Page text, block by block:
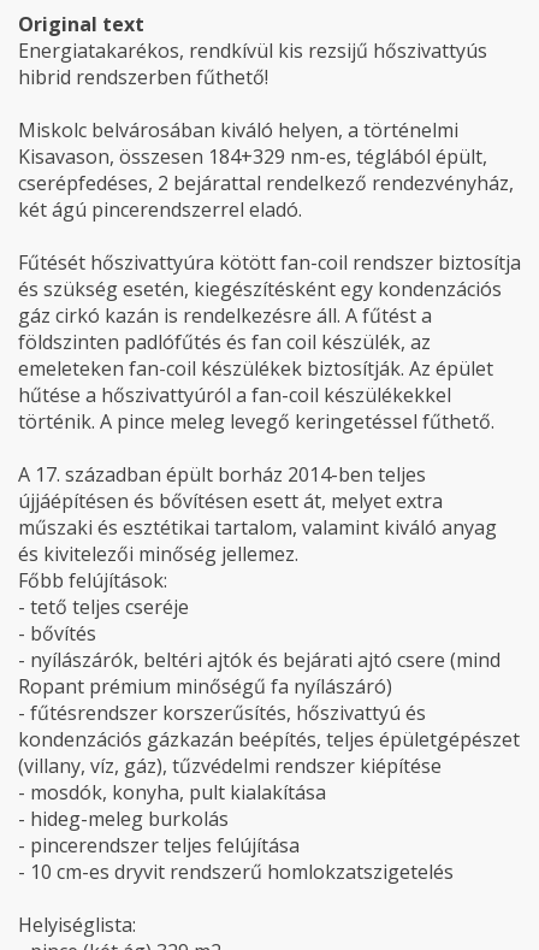
Original text
Energiatakarékos, rendkívül kis rezsijű hőszivattyús
hibrid rendszerben fűthető!
Miskolc belvárosában kiváló helyen, a történelmi
Kisavason, összesen 184+329 nm-es, téglából épült,
cserépfedéses, 2 bejárattal rendelkező rendezvényház,
két ágú pincerendszerrel eladó.
Fűtését hőszivattyúra kötött fan-coil rendszer biztosítja
és szükség esetén, kiegészítésként egy kondenzációs
gáz cirkó kazán is rendelkezésre áll. A fűtést a
földszinten padlófűtés és fan coil készülék, az
emeleteken fan-coil készülékek biztosítják. Az épület
hűtése a hőszivattyúról a fan-coil készülékekkel
történik. A pince meleg levegő keringetéssel fűthető.
A 17. században épült borház 2014-ben teljes
újjáépítésen és bővítésen esett át, melyet extra
műszaki és esztétikai tartalom, valamint kiváló anyag
és kivitelezői minőség jellemez.
Főbb felújítások:
- tető teljes cseréje
- bővítés
- nyílászárók, beltéri ajtók és bejárati ajtó csere (mind
Ropant prémium minőségű fa nyílászáró)
- fűtésrendszer korszerűsítés, hőszivattyú és
kondenzációs gázkazán beépítés, teljes épületgépészet
(villany, víz, gáz), tűzvédelmi rendszer kiépítése
- mosdók, konyha, pult kialakítása
- hideg-meleg burkolás
- pincerendszer teljes felújítása
- 10 cm-es dryvit rendszerű homlokzatszigetelés
Helyiséglista: